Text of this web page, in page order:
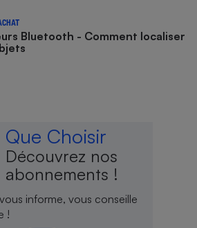
Bluetooth - Comment localiser
Que Choisir
Découvrez nos
abonnements !
informe, vous conseille
!